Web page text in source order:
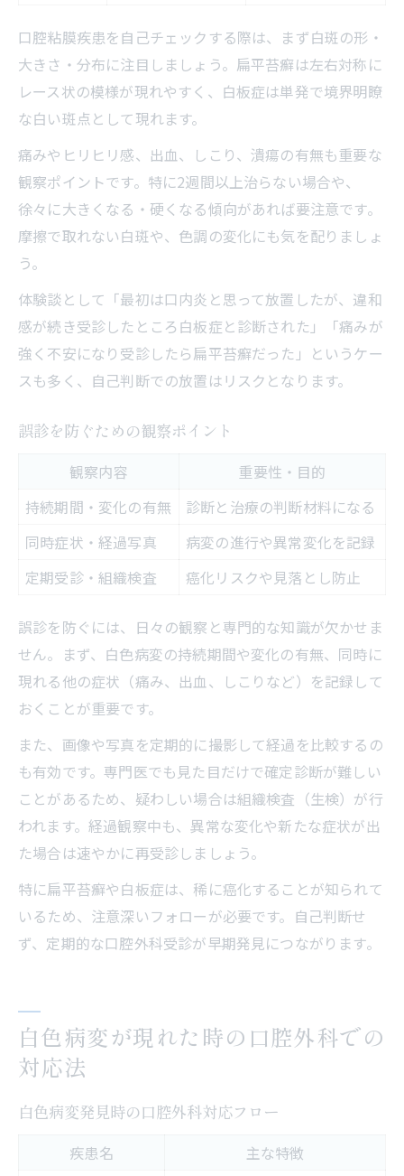
口腔粘膜疾患を自己チェックする際は、まず白斑の形・
大きさ・分布に注目しましょう。扁平苔癬は左右対称に
レース状の模様が現れやすく、白板症は単発で境界明瞭
な白い斑点として現れます。
痛みやヒリヒリ感、出血、しこり、潰瘍の有無も重要な
観察ポイントです。特に2週間以上治らない場合や、
徐々に大きくなる・硬くなる傾向があれば要注意です。
摩擦で取れない白斑や、色調の変化にも気を配りましょ
う。
体験談として「最初は口内炎と思って放置したが、違和
感が続き受診したところ白板症と診断された」「痛みが
強く不安になり受診したら扁平苔癬だった」というケー
スも多く、自己判断での放置はリスクとなります。
誤診を防ぐための観察ポイント
観察内容
重要性・目的
持続期間・変化の有無
診断と治療の判断材料になる
同時症状・経過写真
病変の進行や異常変化を記録
定期受診・組織検査
癌化リスクや見落とし防止
誤診を防ぐには、日々の観察と専門的な知識が欠かせま
せん。まず、白色病変の持続期間や変化の有無、同時に
現れる他の症状（痛み、出血、しこりなど）を記録して
おくことが重要です。
また、画像や写真を定期的に撮影して経過を比較するの
も有効です。専門医でも見た目だけで確定診断が難しい
ことがあるため、疑わしい場合は組織検査（生検）が行
われます。経過観察中も、異常な変化や新たな症状が出
た場合は速やかに再受診しましょう。
特に扁平苔癬や白板症は、稀に癌化することが知られて
いるため、注意深いフォローが必要です。自己判断せ
ず、定期的な口腔外科受診が早期発見につながります。
白色病変が現れた時の口腔外科での
対応法
白色病変発見時の口腔外科対応フロー
疾患名
主な特徴